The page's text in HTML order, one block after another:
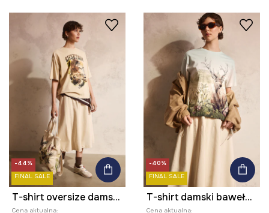
-44%
FINAL SALE
T-shirt oversize damski bawełniany z kolekcji Bieszczadzki Park Narodowy x Medicine
Cena aktualna:
-40%
FINAL SALE
T-shirt damski bawełniany z kolekcji Bieszczadzki Park Narodowy x Medicine
Cena aktualna: